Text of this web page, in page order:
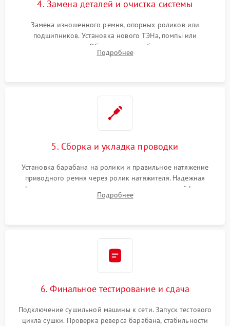
4. Замена деталей и очистка системы
Замена изношенного ремня, опорных роликов или
подшипников. Установка нового ТЭНа, помпы или
термодатчиков. Обязательная глубокая очистка
конденсатора, крыльчатки вентилятора и воздуховодов от
Подробнее
5. Сборка и укладка проводки
Установка барабана на ролики и правильное натяжение
приводного ремня через ролик натяжителя. Надежная
фиксация всех узлов, подключение клемм и шлейфов к
модулю управления. Монтаж корпусных панелей, люка и
Подробнее
6. Финальное тестирование и сдача
Подключение сушильной машины к сети. Запуск тестового
цикла сушки. Проверка реверса барабана, стабильности